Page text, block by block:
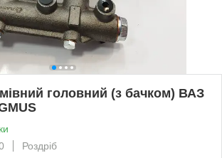
головний (з бачком) ВАЗ
Роздріб